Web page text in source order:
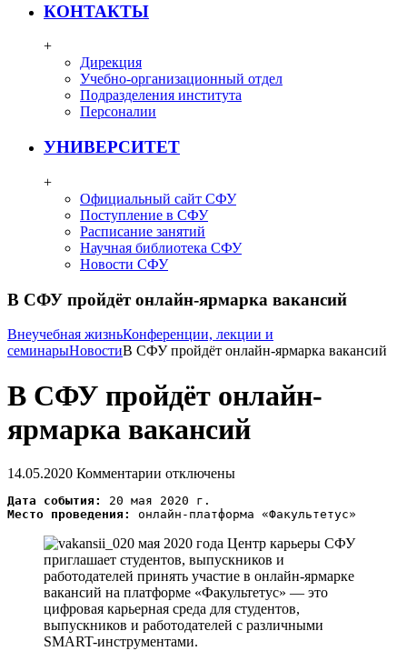
КОНТАКТЫ
+
Дирекция
Учебно-организационный отдел
Подразделения института
Персоналии
УНИВЕРСИТЕТ
+
Официальный сайт СФУ
Поступление в СФУ
Расписание занятий
Научная библиотека СФУ
Новости СФУ
В СФУ пройдёт онлайн-ярмарка вакансий
Внеучебная жизньКонференции, лекции и
семинарыНовостиВ СФУ пройдёт онлайн-ярмарка вакансий
В СФУ пройдёт онлайн-
ярмарка вакансий
14.05.2020 Комментарии отключены
Дата события:
Место проведения:
20 мая 2020 года Центр карьеры СФУ
приглашает студентов, выпускников и
работодателей принять участие в онлайн-ярмарке
вакансий на платформе «Факультетус» — это
цифровая карьерная среда для студентов,
выпускников и работодателей с различными
SMART-инструментами.